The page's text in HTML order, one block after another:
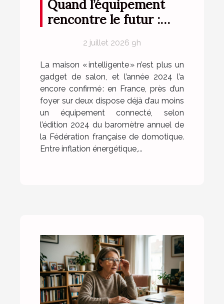
Quand l’équipement
rencontre le futur :
pièce par pièce
2 juillet 2026 9h
La maison « intelligente » n’est plus un
gadget de salon, et l’année 2024 l’a
encore confirmé : en France, près d’un
foyer sur deux dispose déjà d’au moins
un équipement connecté, selon
l’édition 2024 du baromètre annuel de
la Fédération française de domotique.
Entre inflation énergétique,...